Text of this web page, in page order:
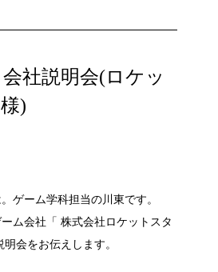
社説明会(ロケッ
)
ゲーム学科担当の川東です。
ム会社「 株式会社ロケットスタ
会をお伝えします。